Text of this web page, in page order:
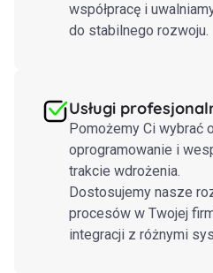
współpracę i
do stabilnego rozwoju.
Usługi
Pomożemy Ci wybrać
oprogramowanie i
trakcie wdrożenia.
Dostosujemy nasze
procesów w Twojej
integracji z różnymi